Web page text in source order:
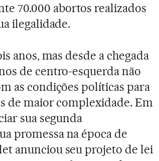
70.000 abortos realizados
ilegalidade.
anos, mas desde a chegada
de centro-esquerda não
as condições políticas para
de maior complexidade. Em
sua segunda
promessa na época de
anunciou seu projeto de lei